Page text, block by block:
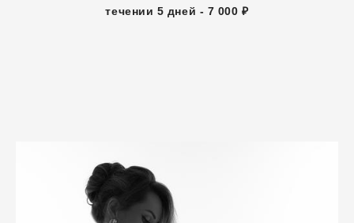
течении 5 дней - 7 000 ₽